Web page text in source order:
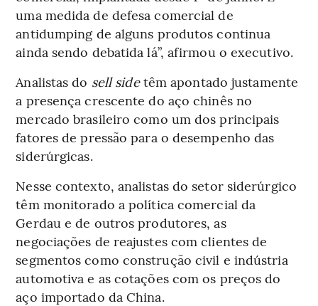
uma medida de defesa comercial de
antidumping de alguns produtos continua
ainda sendo debatida lá”, afirmou o executivo.
Analistas do sell sidetêm apontado justamente
a presença crescente do aço chinês no
mercado brasileiro como um dos principais
fatores de pressão para o desempenho das
siderúrgicas.
Nesse contexto, analistas do setor siderúrgico
têm monitorado a política comercial da
Gerdau e de outros produtores, as
negociações de reajustes com clientes de
segmentos como construção civil e indústria
automotiva e as cotações com os preços do
aço importado da China.